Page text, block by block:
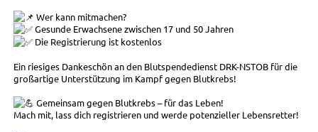
Wer kann mitmachen?
Gesunde Erwachsene zwischen 17 und 50 Jahren
Die Registrierung ist kostenlos
Ein riesiges Dankeschön an den Blutspendedienst DRK-NSTOB für die
großartige Unterstützung im Kampf gegen Blutkrebs!
Gemeinsam gegen Blutkrebs – für das Leben!
Mach mit, lass dich registrieren und werde potenzieller Lebensretter!